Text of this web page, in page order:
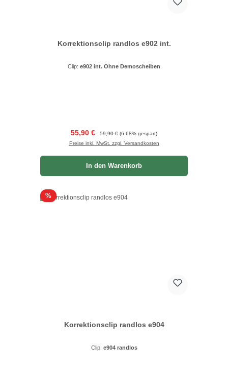
Korrektionsclip randlos e902 int.
Clip: e902 int. Ohne Demoscheiben
Verkaufspreis:
55,90 € Regulärer Preis:
59,90 € (6.68% gespart)
Preise inkl. MwSt. zzgl. Versandkosten
In den Warenkorb
%Rabatt
Korrektionsclip randlos e904
Clip: e904 randlos